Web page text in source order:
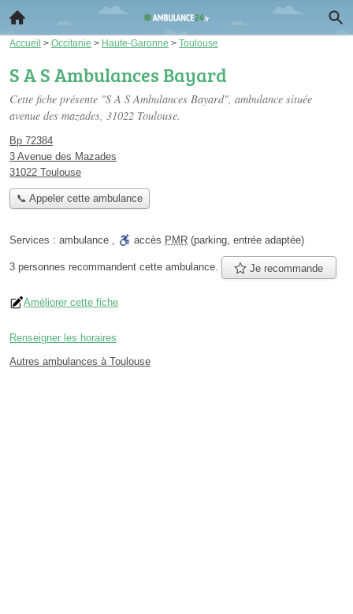
Accueil > Occitanie > Haute-Garonne > Toulouse
S A S Ambulances Bayard
Cette fiche présente "S A S Ambulances Bayard", ambulance située
avenue des mazades, 31022 Toulouse.
Bp 72384
3 Avenue des Mazades
31022 Toulouse
📞 Appeler cette ambulance
Services : ambulance , accès PMR (parking, entrée adaptée)
3 personnes recommandent cette ambulance. Je recommande
Améliorer cette fiche
Renseigner les horaires
Autres ambulances à Toulouse